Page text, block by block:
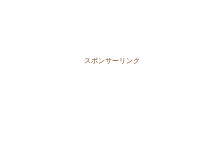
スポンサーリンク